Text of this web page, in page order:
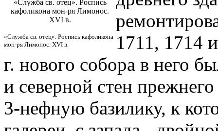
«Служба св. отец». Роспись
кафоликона мон-ря Лимонос.
XVI в.
«Служба св. отец». Роспись кафоликона
мон-ря Лимонос. XVI в.
1711, 1714
г. нового собора в него
и северной стен
3-нефную базилику, к